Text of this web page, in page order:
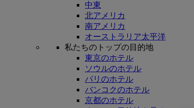
中東
北アメリカ
南アメリカ
オーストラリア太平洋
私たちのトップの目的地
東京のホテル
ソウルのホテル
パリのホテル
バンコクのホテル
京都のホテル